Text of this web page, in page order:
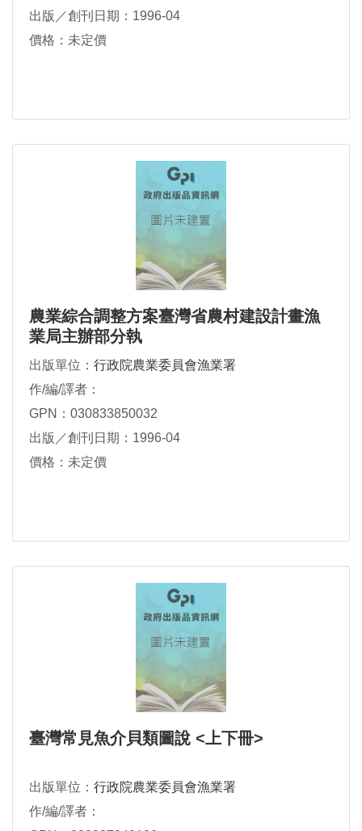
出版／創刊日期：1996-04
價格：未定價
農業綜合調整方案臺灣省農村建設計畫漁
業局主辦部分執
出版單位： 行政院農業委員會漁業署
作/編/譯者：
GPN：030833850032
出版／創刊日期：1996-04
價格：未定價
臺灣常見魚介貝類圖說 <上下冊>
出版單位： 行政院農業委員會漁業署
作/編/譯者：